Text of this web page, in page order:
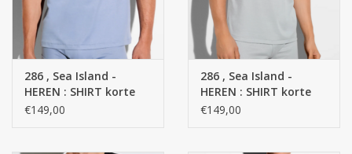
286 , Sea Island -
HEREN : SHIRT korte
mouw SS - 100 %
€149,00
286 , Sea Island -
HEREN : SHIRT korte
mouw SS - 100 %
€149,00